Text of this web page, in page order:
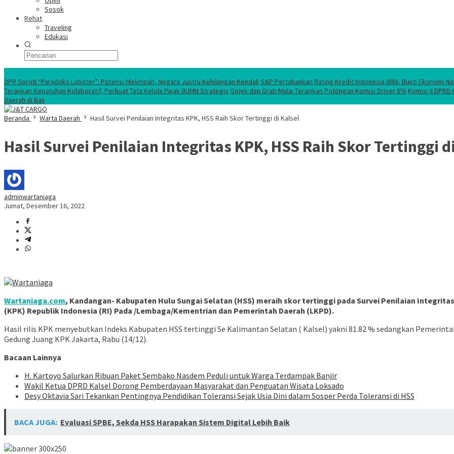
Sosok
Rehat
Traveling
Edukasi
DPR Soroti “Paradoks Lobster”: Potensi Melimpah, Negara Justru Kehilangan Kendali S&P Pertahankan Rating Kredit Indonesia BBB, Bukti Ekonomi
Terapkan Kepatuhan Kolaboratif, Perkuat Tata Kelola Pajak BUMN Strategis Gojek dan Grab Mulai Terapkan Potongan Komisi Driver 8℅Komisi II
Daerah di Bali
Beranda
Warta Daerah Hasil Survei Penilaian Integritas KPK, HSS Raih Skor Tertinggi di Kalsel
Hasil Survei Penilaian Integritas KPK, HSS Raih Skor Tertinggi
adminwartaniaga
Jumat, Desember 16, 2022
Wartaniaga.com, Kandangan- Kabupaten Hulu Sungai Selatan (HSS) meraih skor tertinggi pada Survei Penilaian
(KPK) Republik Indonesia (RI) Pada /Lembaga/Kementrian dan Pemerintah Daerah (LKPD).
Hasil rilis KPK menyebutkan Indeks Kabupaten HSS tertinggi Se Kalimantan Selatan ( Kalsel) yakni 81.82 % sedangkan
Gedung Juang KPK Jakarta, Rabu (14/12).
Bacaan Lainnya
H. Kartoyo Salurkan Ribuan Paket Sembako Nasdem Peduli untuk Warga Terdampak Banjir
Wakil Ketua DPRD Kalsel Dorong Pemberdayaan Masyarakat dan Penguatan Wisata Loksado
Desy Oktavia Sari Tekankan Pentingnya Pendidikan Toleransi Sejak Usia Dini dalam Sosper Perda Toleransi di HSS
BACA JUGA: Evaluasi SPBE, Sekda HSS Harapakan Sistem Digital Lebih Baik